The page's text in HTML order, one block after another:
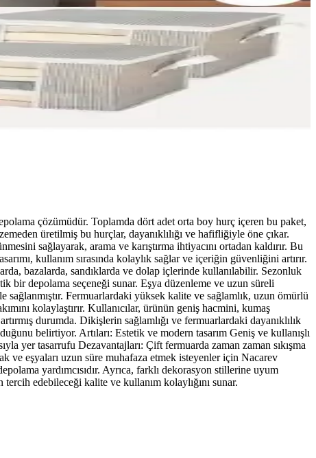
çözümüdür. Toplamda dört adet orta boy hurç içeren bu paket,
üretilmiş bu hurçlar, dayanıklılığı ve hafifliğiyle öne çıkar.
sağlayarak, arama ve karıştırma ihtiyacını ortadan kaldırır. Bu
kullanım sırasında kolaylık sağlar ve içeriğin güvenliğini artırır.
bazalarda, sandıklarda ve dolap içlerinde kullanılabilir. Sezonluk
bir depolama seçeneği sunar. Eşya düzenleme ve uzun süreli
Fermuarlardaki yüksek kalite ve sağlamlık, uzun ömürlü
kolaylaştırır. Kullanıcılar, ürünün geniş hacmini, kumaş
durumda. Dikişlerin sağlamlığı ve fermuarlardaki dayanıklılık
belirtiyor. Artıları: Estetik ve modern tasarım Geniş ve kullanışlı
yer tasarrufu Dezavantajları: Çift fermuarda zaman zaman sıkışma
ve eşyaları uzun süre muhafaza etmek isteyenler için Nacarev
yardımcısıdır. Ayrıca, farklı dekorasyon stillerine uyum
edebileceği kalite ve kullanım kolaylığını sunar.